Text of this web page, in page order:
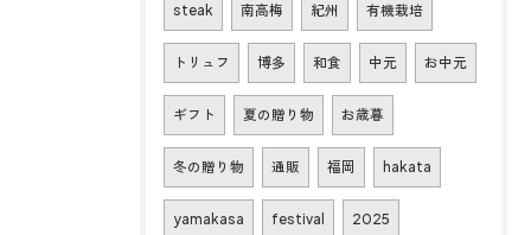
steak 南高梅 紀州 有機栽培
トリュフ 博多 和食 中元 お中元
ギフト 夏の贈り物 お歳暮
冬の贈り物 通販 福岡 hakata
yamakasa festival 2025